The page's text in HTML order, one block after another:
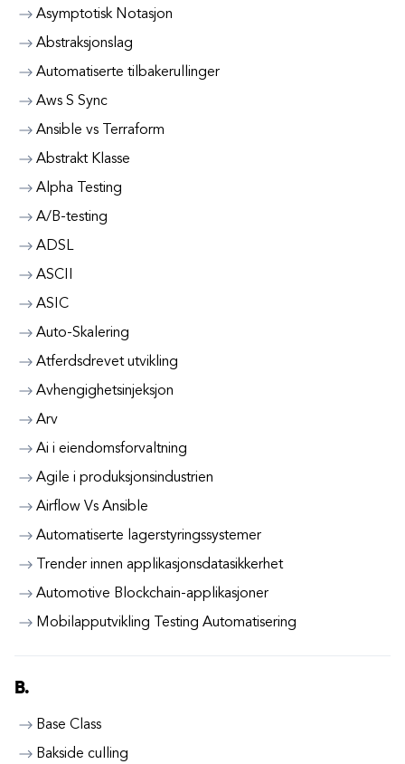
Asymptotisk Notasjon
Abstraksjonslag
Automatiserte tilbakerullinger
Aws S Sync
Ansible vs Terraform
Abstrakt Klasse
Alpha Testing
A/B-testing
ADSL
ASCII
ASIC
Auto-Skalering
Atferdsdrevet utvikling
Avhengighetsinjeksjon
Arv
Ai i eiendomsforvaltning
Agile i produksjonsindustrien
Airflow Vs Ansible
Automatiserte lagerstyringssystemer
Trender innen applikasjonsdatasikkerhet
Automotive Blockchain-applikasjoner
Mobilapputvikling Testing Automatisering
B.
Base Class
Bakside culling